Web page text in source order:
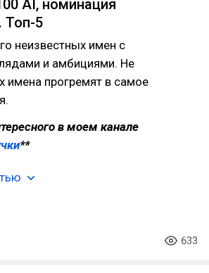
AI, номинация
Топ-5
неизвестных имен с
и амбициями. Не
имена прогремят в самое
в моем канале
**
633